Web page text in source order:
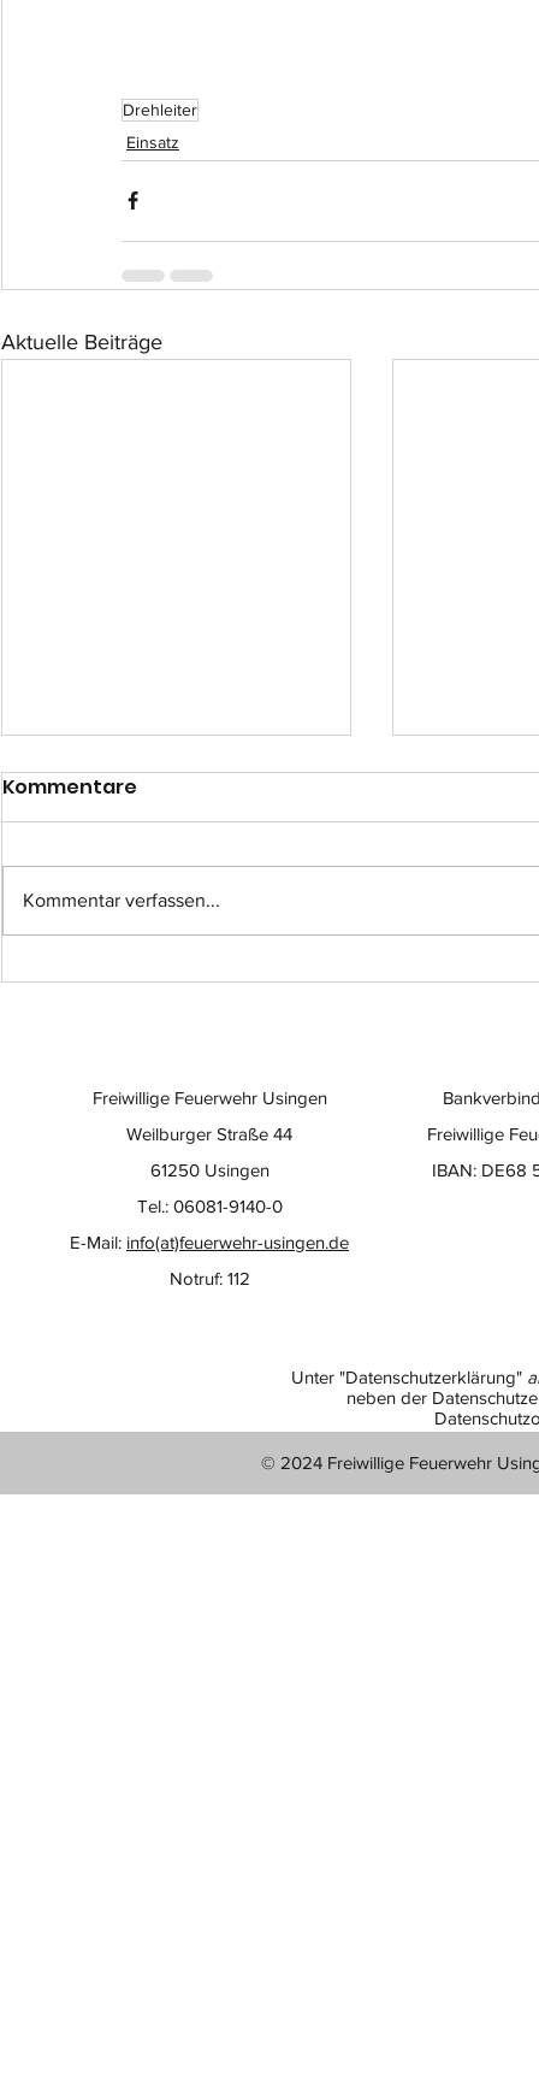
Drehleiter
Einsatz
Aktuelle Beiträge
Einsatz-Nr.: 057
Kommentare
Kommentar verfassen...
Freiwillige
IBAN: DE68
Freiwillige Feuerwehr Usingen
Weilburger Straße 44
61250 Usingen
Tel.: 06081-9140-0
E-Mail: info(at)feuerwehr-usingen.de
Notruf: 112
Unter "Datenschutzerklärung"
neben der
© 2024 Freiwillige Feuerwehr